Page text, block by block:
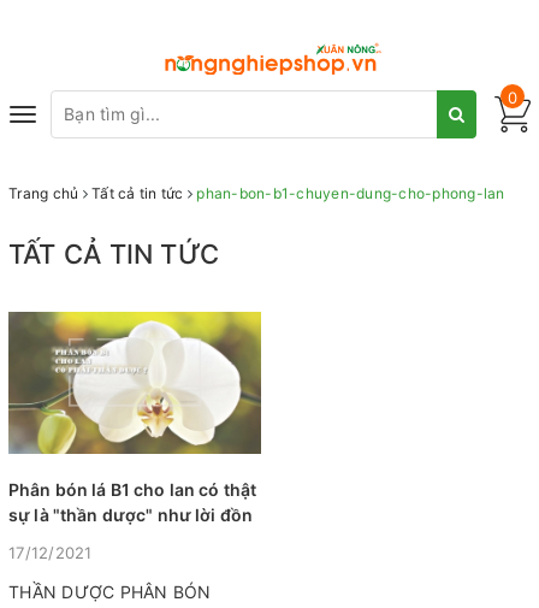
Toggle
0
Trang chủ Tất cả tin tức phan-bon-b1-chuyen-dung-cho-phong-lan
TẤT CẢ TIN TỨC
Phân bón lá B1 cho lan có thật
sự là "thần dược" như lời đồn
17/12/2021
THẦN DƯỢC PHÂN BÓN